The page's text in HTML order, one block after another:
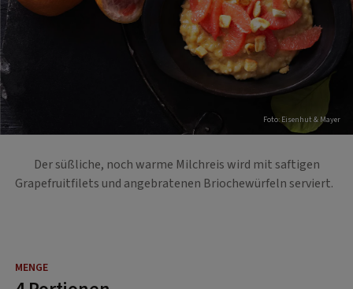
Foto: Eisenhut & Mayer
Der süßliche, noch warme Milchreis wird mit saftigen
Grapefruitfilets und angebratenen Briochewürfeln serviert.